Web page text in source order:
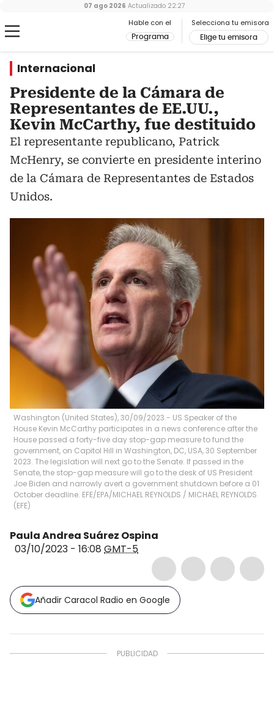
Hable con el
Programa
Selecciona tu emisora
Elige tu emisora
07 ago 2026 Actualizado 22:27
Internacional
Presidente de la Cámara de
Representantes de EE.UU.,
Kevin McCarthy, fue destituido
El representante republicano, Patrick
McHenry, se convierte en presidente interino
de la Cámara de Representantes de Estados
Unidos.
Washington (United States), 30/09/2023.- US Speaker of the
House Kevin McCarthy participates in a news conference after the
House passed a forty-five day stop-gap measure to fund the
government, on Capitol Hill in Washington, DC, USA, 30 September
2023. The legislation will next go to the Senate. If passed in the
Senate, the stop-gap measure will go to the desk of US President
Joe Biden and narrowly avert a government shutdown before a 01
October deadline. EFE/EPA/MICHAEL REYNOLDS / MICHAEL REYNOLDS
(EFE)
Paula Andrea Suárez Ospina
03/10/2023 - 16:08 GMT-5
Añadir Caracol Radio en Google